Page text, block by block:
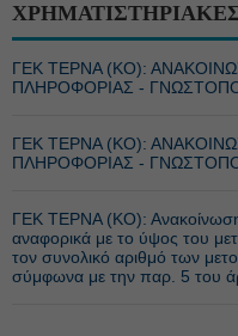
ΓΕΚ ΤΕΡΝΑ (ΚΟ):
ΠΛΗΡΟΦΟΡΙΑΣ -
ΓΕΚ ΤΕΡΝΑ (ΚΟ):
ΠΛΗΡΟΦΟΡΙΑΣ -
ΓΕΚ ΤΕΡΝΑ (ΚΟ): Ανακοίνωση
αναφορικά με το ύψος του
τον συνολικό αριθμό των
σύμφωνα με την παρ. 5 του